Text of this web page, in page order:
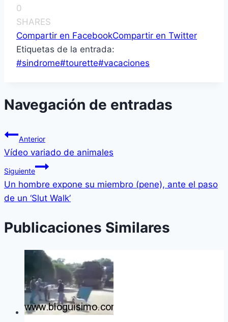
0
SHARES
Compartir en FacebookCompartir en Twitter
Etiquetas de la entrada:
#sindrome#tourette#vacaciones
Navegación de entradas
Anterior
Ví­deo variado de animales
Siguiente
Un hombre expone su miembro (pene), ante el paso
de un ‘Slut Walk’
Publicaciones Similares